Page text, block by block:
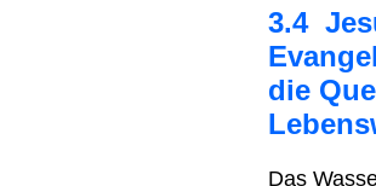
3.4
die
Das